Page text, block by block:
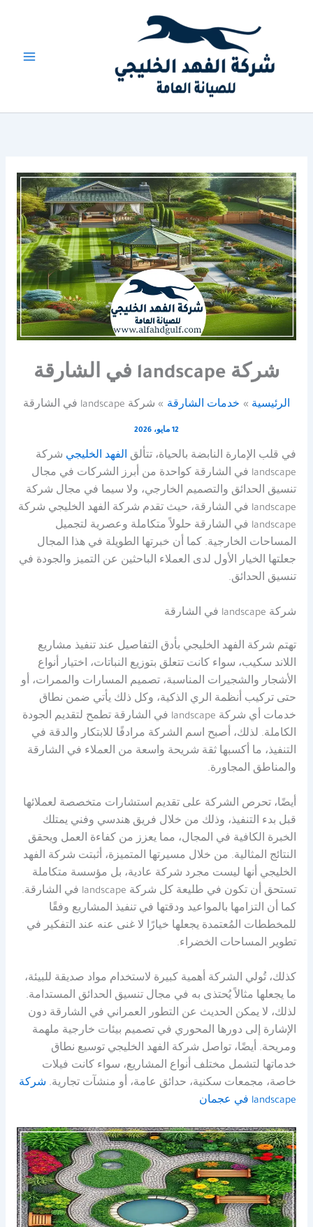
شركة landscape في الشارقة
الرئيسية خدمات الشارقة شركة landscape في الشارقة
12 مايو، 2026
في قلب الإمارة النابضة بالحياة، تتألق الفهد الخليجي شركة
landscape في الشارقة كواحدة من أبرز الشركات في مجال
تنسيق الحدائق والتصميم الخارجي، ولا سيما في مجال شركة
landscape في الشارقة، حيث تقدم شركة الفهد الخليجي شركة
landscape في الشارقة حلولاً متكاملة وعصرية لتجميل
المساحات الخارجية. كما أن خبرتها الطويلة في هذا المجال
جعلتها الخيار الأول لدى العملاء الباحثين عن التميز والجودة في
تنسيق الحدائق.
شركة landscape في الشارقة
تهتم شركة الفهد الخليجي بأدق التفاصيل عند تنفيذ مشاريع
اللاند سكيب، سواء كانت تتعلق بتوزيع النباتات، اختيار أنواع
الأشجار والشجيرات المناسبة، تصميم المسارات والممرات، أو
حتى تركيب أنظمة الري الذكية، وكل ذلك يأتي ضمن نطاق
خدمات أي شركة landscape في الشارقة تطمح لتقديم الجودة
الكاملة. لذلك، أصبح اسم الشركة مرادفًا للابتكار والدقة في
التنفيذ، ما أكسبها ثقة شريحة واسعة من العملاء في الشارقة
والمناطق المجاورة.
أيضًا، تحرص الشركة على تقديم استشارات متخصصة لعملائها
قبل بدء التنفيذ، وذلك من خلال فريق هندسي وفني يمتلك
الخبرة الكافية في المجال، مما يعزز من كفاءة العمل ويحقق
النتائج المثالية. من خلال مسيرتها المتميزة، أثبتت شركة الفهد
الخليجي أنها ليست مجرد شركة عادية، بل مؤسسة متكاملة
تستحق أن تكون في طليعة كل شركة landscape في الشارقة.
كما أن التزامها بالمواعيد ودقتها في تنفيذ المشاريع وفقًا
للمخططات المُعتمدة يجعلها خيارًا لا غنى عنه عند التفكير في
تطوير المساحات الخضراء.
كذلك، تُولي الشركة أهمية كبيرة لاستخدام مواد صديقة للبيئة،
ما يجعلها مثالاً يُحتذى به في مجال تنسيق الحدائق المستدامة.
لذلك، لا يمكن الحديث عن التطور العمراني في الشارقة دون
الإشارة إلى دورها المحوري في تصميم بيئات خارجية ملهمة
ومريحة. أيضًا، تواصل شركة الفهد الخليجي توسيع نطاق
خدماتها لتشمل مختلف أنواع المشاريع، سواء كانت فيلات
خاصة، مجمعات سكنية، حدائق عامة، أو منشآت تجارية. شركة
landscape في عجمان